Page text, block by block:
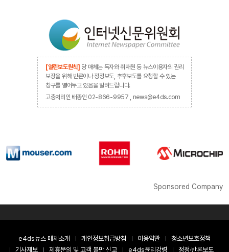
[열린보도원칙] 당 매체는 독자와 취재원 등 뉴스이용자의 권리
보장을 위해 반론이나 정정보도, 추후보도를 요청할 수 있는
창구를 열어두고 있음을 알려드립니다.
고충처리인 배종인 02-866-9957 , news@e4ds.com
Sponsored Company
e4ds뉴스 매체소개 개인정보취급방침 이용약관
청소년보호정책
기사제보
제휴문의 및 고객 불만 신고 e4ds윤리강령 정정·반론보도